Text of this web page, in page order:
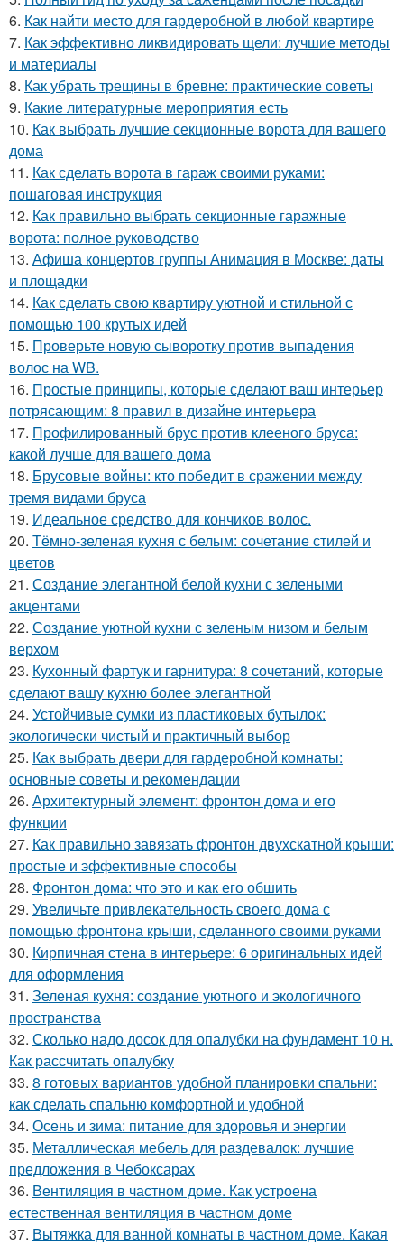
6. Как найти место для гардеробной в любой квартире
7. Как эффективно ликвидировать щели: лучшие методы
и материалы
8. Как убрать трещины в бревне: практические советы
9. Какие литературные мероприятия есть
10. Как выбрать лучшие секционные ворота для вашего
дома
11. Как сделать ворота в гараж своими руками:
пошаговая инструкция
12. Как правильно выбрать секционные гаражные
ворота: полное руководство
13. Афиша концертов группы Анимация в Москве: даты
и площадки
14. Как сделать свою квартиру уютной и стильной с
помощью 100 крутых идей
15. Проверьте новую сыворотку против выпадения
волос на WB.
16. Простые принципы, которые сделают ваш интерьер
потрясающим: 8 правил в дизайне интерьера
17. Профилированный брус против клееного бруса:
какой лучше для вашего дома
18. Брусовые войны: кто победит в сражении между
тремя видами бруса
19. Идеальное средство для кончиков волос.
20. Тёмно-зеленая кухня с белым: сочетание стилей и
цветов
21. Создание элегантной белой кухни с зелеными
акцентами
22. Создание уютной кухни с зеленым низом и белым
верхом
23. Кухонный фартук и гарнитура: 8 сочетаний, которые
сделают вашу кухню более элегантной
24. Устойчивые сумки из пластиковых бутылок:
экологически чистый и практичный выбор
25. Как выбрать двери для гардеробной комнаты:
основные советы и рекомендации
26. Архитектурный элемент: фронтон дома и его
функции
27. Как правильно завязать фронтон двухскатной крыши:
простые и эффективные способы
28. Фронтон дома: что это и как его обшить
29. Увеличьте привлекательность своего дома с
помощью фронтона крыши, сделанного своими руками
30. Кирпичная стена в интерьере: 6 оригинальных идей
для оформления
31. Зеленая кухня: создание уютного и экологичного
пространства
32. Сколько надо досок для опалубки на фундамент 10 н.
Как рассчитать опалубку
33. 8 готовых вариантов удобной планировки спальни:
как сделать спальню комфортной и удобной
34. Осень и зима: питание для здоровья и энергии
35. Металлическая мебель для раздевалок: лучшие
предложения в Чебоксарах
36. Вентиляция в частном доме. Как устроена
естественная вентиляция в частном доме
37. Вытяжка для ванной комнаты в частном доме. Какая